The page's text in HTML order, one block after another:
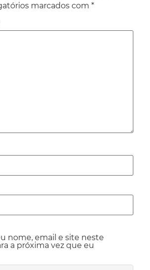
marcados com *
nome, email e site neste
a próxima vez que eu